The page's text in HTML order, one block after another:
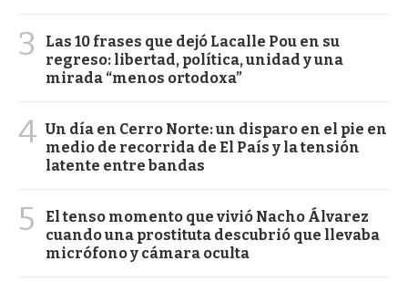
3
Las 10 frases que dejó Lacalle Pou en su
regreso: libertad, política, unidad y una
mirada “menos ortodoxa”
4 Un día en Cerro Norte: un disparo en el pie en
medio de recorrida de El País y la tensión
latente entre bandas
5
El tenso momento que vivió Nacho Álvarez
cuando una prostituta descubrió que llevaba
micrófono y cámara oculta